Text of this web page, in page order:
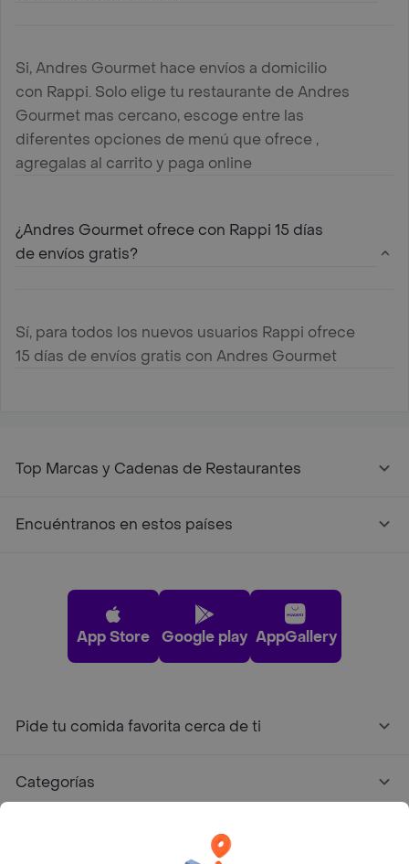
Si, Andres Gourmet hace envíos a domicilio
con Rappi. Solo elige tu restaurante de Andres
Gourmet mas cercano, escoge entre las
diferentes opciones de menú que ofrece ,
agregalas al carrito y paga online
¿Andres Gourmet ofrece con Rappi 15 días
de envíos gratis?
Sí, para todos los nuevos usuarios Rappi ofrece
15 días de envíos gratis con Andres Gourmet
Top Marcas y Cadenas de Restaurantes
Encuéntranos en estos países
App Store Google play AppGallery
Pide tu comida favorita cerca de ti
Categorías